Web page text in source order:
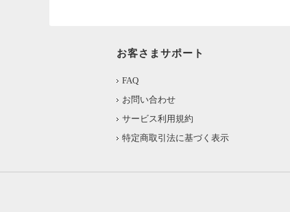
お客さまサポート
FAQ
お問い合わせ
サービス利用規約
特定商取引法に基づく表示